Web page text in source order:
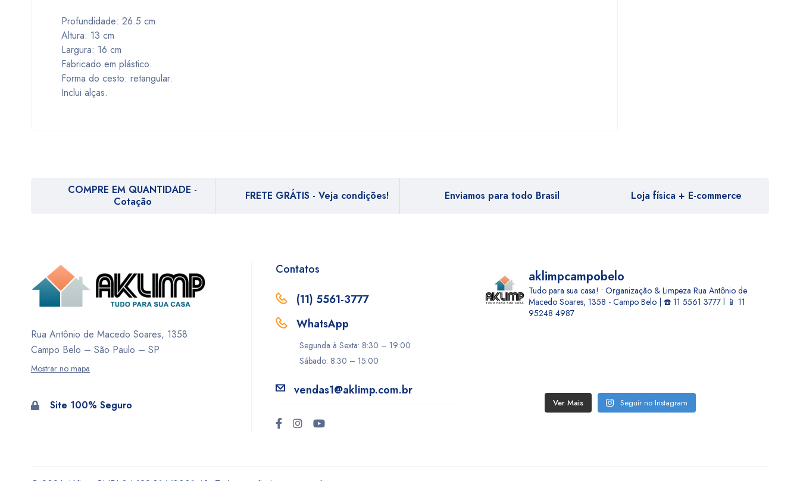
Profundidade: 26.5 cm
Altura: 13 cm
Largura: 16 cm
Fabricado em plástico.
Forma do cesto: retangular.
Inclui alças.
COMPRE EM QUANTIDADE -
Cotação
FRETE GRÁTIS - Veja condições! Enviamos para todo Brasil Loja física + E-commerce
Rua Antônio de Macedo Soares, 1358
Campo Belo – São Paulo – SP
Mostrar no mapa
Site 100% Seguro
Contatos
(11) 5561-3777
WhatsApp
Segunda à Sexta: 8:30 – 19:00
Sábado: 8:30 – 15:00
vendas1@aklimp.com.br
aklimpcampobelo
Tudo para sua casa! • Organização & Limpeza Rua Antônio de
Macedo Soares, 1358 - Campo Belo | ☎️ 11 5561 3777 l 📱 11
95248 4987
Ver Mais Seguir no Instagram